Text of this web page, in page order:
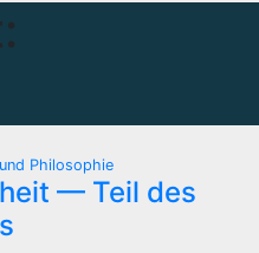
Philosophie
— Teil des